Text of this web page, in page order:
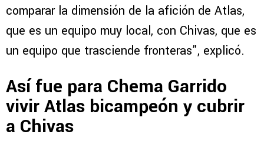
comparar la dimensión de la afición de Atlas,
que es un equipo muy local, con Chivas, que es
un equipo que trasciende fronteras”, explicó.
Así fue para Chema Garrido
vivir Atlas bicampeón y cubrir
a Chivas